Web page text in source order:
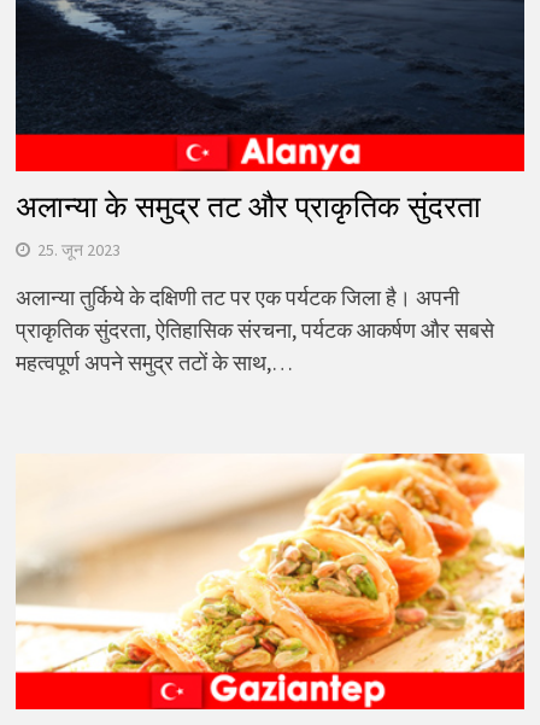
अलान्या के समुद्र तट और प्राकृतिक सुंदरता
25. जून 2023
अलान्या तुर्किये के दक्षिणी तट पर एक पर्यटक जिला है। अपनी
प्राकृतिक सुंदरता, ऐतिहासिक संरचना, पर्यटक आकर्षण और सबसे
महत्वपूर्ण अपने समुद्र तटों के साथ,…